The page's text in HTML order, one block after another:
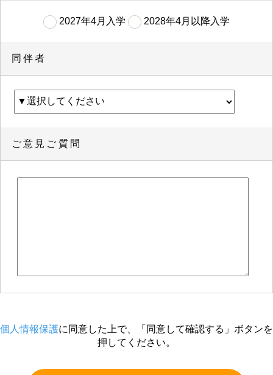
2027年4月入学 2028年4月以降入学
同伴者
ご意見ご質問
個人情報保護に同意した上で、「同意して確認する」ボタンを
押してください。